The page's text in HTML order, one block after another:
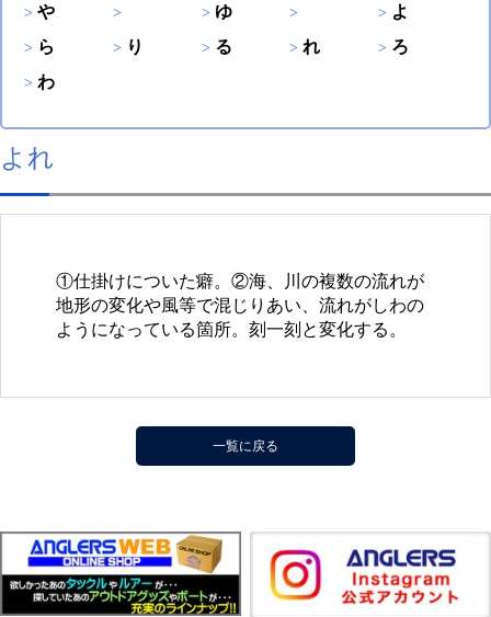
や
ゆ
よ
ら
り る れ
ろ
わ
よれ
①仕掛けについた癖。②海、川の複数の流れが
地形の変化や風等で混じりあい、流れがしわの
ようになっている箇所。刻一刻と変化する。
一覧に戻る